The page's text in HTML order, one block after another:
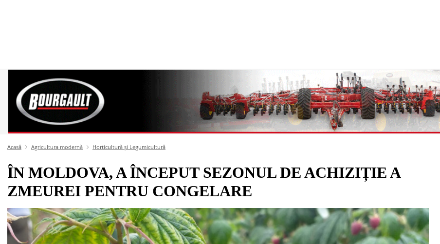
Acasă Agricultura modernă Horticultură și Legumicultură
ÎN MOLDOVA, A ÎNCEPUT SEZONUL DE ACHIZIȚIE A
ZMEUREI PENTRU CONGELARE